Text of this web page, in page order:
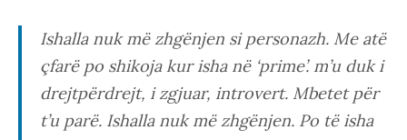
Ishalla nuk më zhgënjen si personazh. Me atë
çfarë po shikoja kur isha në ‘prime’. m’u duk i
drejtpërdrejt, i zgjuar, introvert. Mbetet për
t’u parë. Ishalla nuk më zhgënjen. Po të isha